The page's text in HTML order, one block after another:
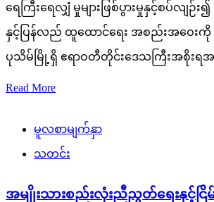
ရေကြီးရေလျှံ မှုများဖြစ်ပွားမှုနှင့်စပ်လ
နှင့်ပြန်လည် ထူထောင်ရေး အစည်းအဝေး
ပုသိမ်မြို့ရှိ ဧရာဝတီတိုင်းဒေသကြီးအစိုးရ
Read More
မူလစာမျက်နှာ
သတင်း
အမျိုးသားစည်းလုံးညီညွတ်ရေးနှင့်ငြိမ်း